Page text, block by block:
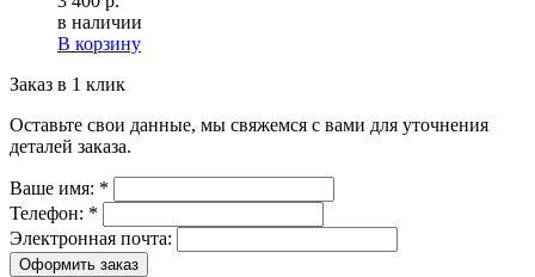
в наличии
В корзину
Заказ в 1 клик
Оставьте свои данные, мы свяжемся с вами для уточнения
деталей заказа.
Ваше имя: *
Телефон: *
Электронная почта:
Оформить заказ